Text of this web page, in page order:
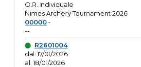
O.R. Individuale
Nimes Archery Tournament 2026
00000-
--
R2601004
dal: 17/01/2026
al: 18/01/2026